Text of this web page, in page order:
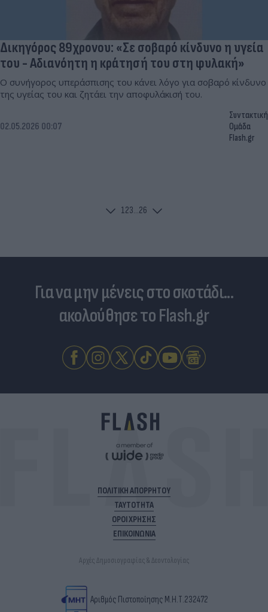
Δικηγόρος 89χρονου: «Σε σοβαρό κίνδυνο η υγεία
του - Αδιανόητη η κράτησή του στη φυλακή»
Ο συνήγορος υπεράσπισης του κάνει λόγο για σοβαρό κίνδυνο
της υγείας του και ζητάει την αποφυλάκισή του.
02.05.2026 00:07
Συντακτική
Ομάδα
Flash.gr
123...26
Για να μην μένεις στο σκοτάδι...
ακολούθησε το Flash.gr
ΠΟΛΙΤΙΚΗ ΑΠΟΡΡΗΤΟΥ
ΤΑΥΤΟΤΗΤΑ
ΟΡΟΙ ΧΡΗΣΗΣ
ΕΠΙΚΟΙΝΩΝΙΑ
Αρχές Δημοσιογραφίας & Δεοντολογίας
Αριθμός Πιστοποίησης Μ.Η.Τ.232472